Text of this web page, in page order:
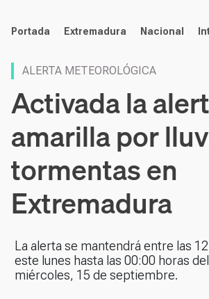
noticias
Portada Extremadura Nacional
ALERTA METEOROLÓGICA
Activada la
amarilla por
tormentas en
Extremadura
La alerta se mantendrá entre las
este lunes hasta las 00:00 horas
miércoles, 15 de septiembre.